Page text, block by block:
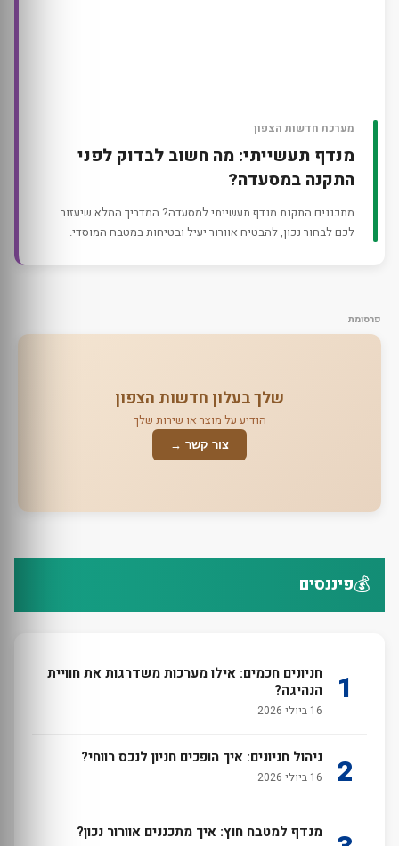
מערכת חדשות הצפון
מנדף תעשייתי: מה חשוב לבדוק לפני
התקנה במסעדה?
מתכננים התקנת מנדף תעשייתי למסעדה? המדריך המלא שיעזור
לכם לבחור נכון, להבטיח אוורור יעיל ובטיחות במטבח המוסדי.
פרסומת
שלך בעלון חדשות הצפון
הודיע על מוצר או שירות שלך
צור קשר →
💰פיננסים
1
חניונים חכמים: אילו מערכות משדרגות את חוויית
הנהיגה?
16 ביולי 2026
2 ניהול חניונים: איך הופכים חניון לנכס רווחי?
16 ביולי 2026
מנדף למטבח חוץ: איך מתכננים אוורור נכון?